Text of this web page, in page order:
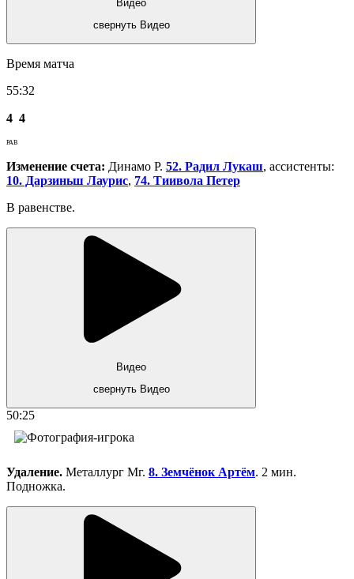
Видео
свернуть Видео
Время матча
55:32
4 4
РАВ
Изменение счета: Динамо Р. 52. Радил Лукаш, ассистенты:
10. Дарзиньш Лаурис, 74. Тиивола Петер
В равенстве.
Видео
свернуть Видео
50:25
Удаление. Металлург Мг. 8. Земчёнок Артём. 2 мин.
Подножка.